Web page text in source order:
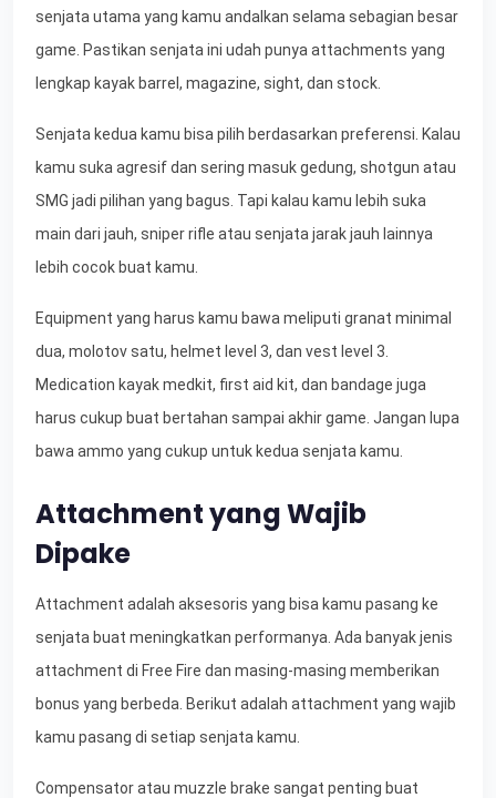
senjata utama yang kamu andalkan selama sebagian besar
game. Pastikan senjata ini udah punya attachments yang
lengkap kayak barrel, magazine, sight, dan stock.
Senjata kedua kamu bisa pilih berdasarkan preferensi. Kalau
kamu suka agresif dan sering masuk gedung, shotgun atau
SMG jadi pilihan yang bagus. Tapi kalau kamu lebih suka
main dari jauh, sniper rifle atau senjata jarak jauh lainnya
lebih cocok buat kamu.
Equipment yang harus kamu bawa meliputi granat minimal
dua, molotov satu, helmet level 3, dan vest level 3.
Medication kayak medkit, first aid kit, dan bandage juga
harus cukup buat bertahan sampai akhir game. Jangan lupa
bawa ammo yang cukup untuk kedua senjata kamu.
Attachment yang Wajib
Dipake
Attachment adalah aksesoris yang bisa kamu pasang ke
senjata buat meningkatkan performanya. Ada banyak jenis
attachment di Free Fire dan masing-masing memberikan
bonus yang berbeda. Berikut adalah attachment yang wajib
kamu pasang di setiap senjata kamu.
Compensator atau muzzle brake sangat penting buat